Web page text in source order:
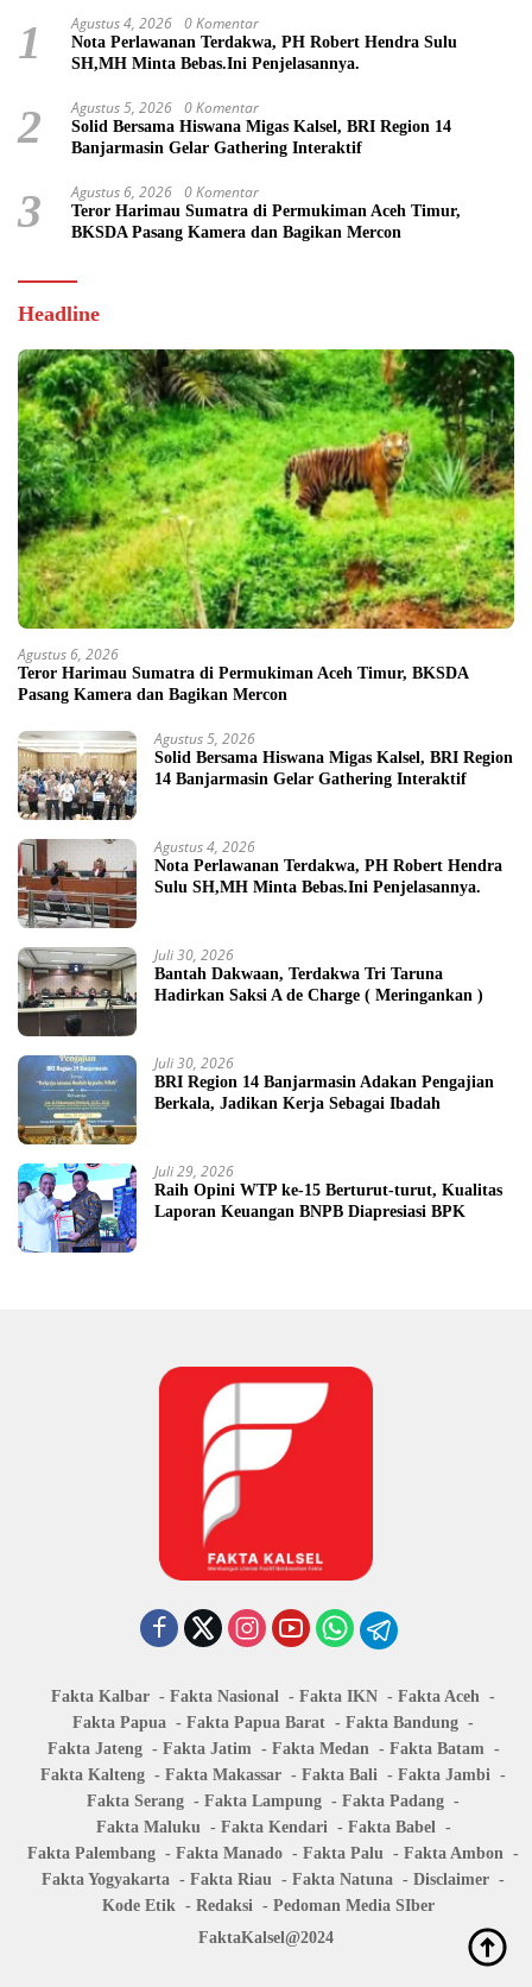
1 Agustus 4, 2026 0 Komentar
Nota Perlawanan Terdakwa, PH Robert Hendra Sulu
SH,MH Minta Bebas.Ini Penjelasannya.
2 Agustus 5, 2026 0 Komentar
Solid Bersama Hiswana Migas Kalsel, BRI Region 14
Banjarmasin Gelar Gathering Interaktif
3 Agustus 6, 2026 0 Komentar
Teror Harimau Sumatra di Permukiman Aceh Timur,
BKSDA Pasang Kamera dan Bagikan Mercon
Headline
Agustus 6, 2026
Teror Harimau Sumatra di Permukiman Aceh Timur, BKSDA
Pasang Kamera dan Bagikan Mercon
Agustus 5, 2026
Solid Bersama Hiswana Migas Kalsel, BRI Region
14 Banjarmasin Gelar Gathering Interaktif
Agustus 4, 2026
Nota Perlawanan Terdakwa, PH Robert Hendra
Sulu SH,MH Minta Bebas.Ini Penjelasannya.
Juli 30, 2026
Bantah Dakwaan, Terdakwa Tri Taruna
Hadirkan Saksi A de Charge ( Meringankan )
Juli 30, 2026
BRI Region 14 Banjarmasin Adakan Pengajian
Berkala, Jadikan Kerja Sebagai Ibadah
Juli 29, 2026
Raih Opini WTP ke-15 Berturut-turut, Kualitas
Laporan Keuangan BNPB Diapresiasi BPK
Fakta Kalbar Fakta Nasional Fakta IKN
Fakta Aceh
Fakta Papua
Fakta Papua Barat
Fakta Bandung
Fakta Jateng
Fakta Jatim Fakta Medan
Fakta Batam
Fakta Kalteng
Fakta Makassar Fakta Bali
Fakta Jambi
Fakta Serang
Fakta Lampung
Fakta Padang
Fakta Maluku
Fakta Kendari
Fakta Babel
Fakta Palembang
Fakta Manado Fakta Palu
Fakta Ambon
Fakta Yogyakarta
Fakta Riau Fakta Natuna
Disclaimer
Kode Etik
Redaksi
Pedoman Media SIber
FaktaKalsel@2024